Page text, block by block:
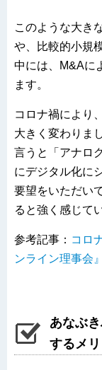
このような大き
や、比較的小規
中には、M&Aに
ます。
コロナ禍により
大きく変わりま
言うと「アナロ
にデジタル化に
要望をいただい
ると強く感じて
参考記事： コロ
ンライン理事会
あなぶ
するメリ